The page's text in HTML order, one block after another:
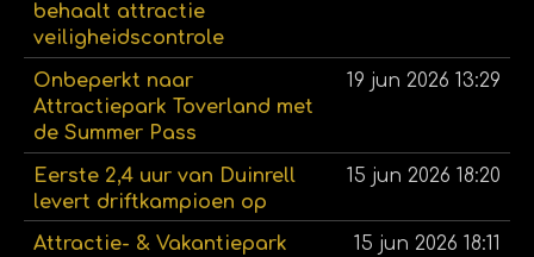
behaalt attractie
veiligheidscontrole
Onbeperkt naar
Attractiepark Toverland met
de Summer Pass
19 jun 2026 13:29
Eerste 2,4 uur van Duinrell
levert driftkampioen op
15 jun 2026 18:20
Attractie- & Vakantiepark
15 jun 2026 18:11